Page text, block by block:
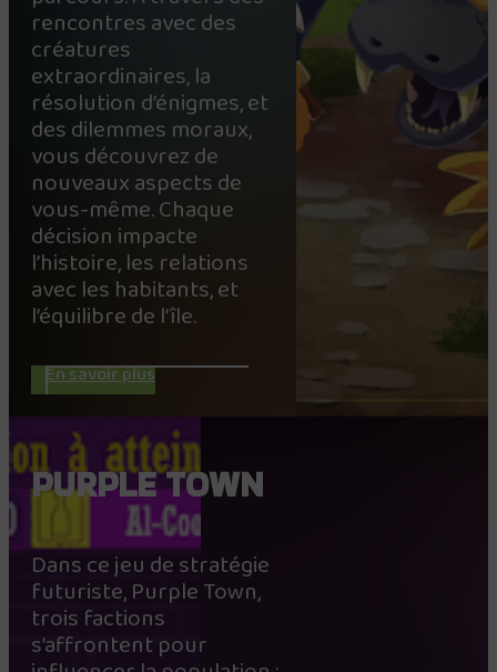
rencontres avec des
créatures
extraordinaires, la
résolution d’énigmes, et
des dilemmes moraux,
vous découvrez de
nouveaux aspects de
vous-même. Chaque
décision impacte
l’histoire, les relations
avec les habitants, et
l’équilibre de l’île.
En savoir plus
PURPLE TOWN
Dans ce jeu de stratégie
futuriste, Purple Town,
trois factions
s’affrontent pour